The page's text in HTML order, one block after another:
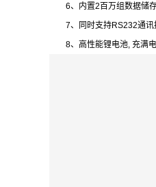
6、内置2百万组数据储存
7、同时支持RS232通讯
8、高性能锂电池, 充满电